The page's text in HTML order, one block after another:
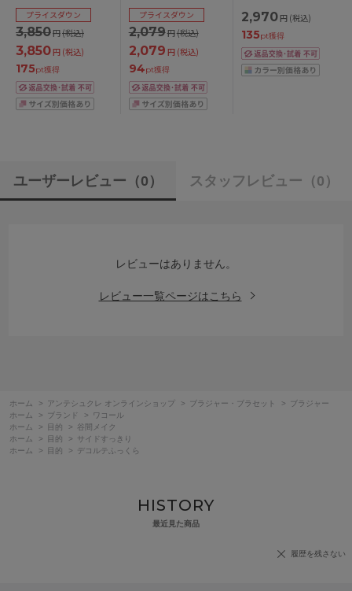
ジャー単品 BCDEFG
カップ アンダー
65/70/75/80cm
3,850円(税込)
プライスダウン
3,850円 (税込)
175pt獲得
ンダードショーツ
M/L/LL
2,079円(税込)
プライスダウン
2,079 円 (税込)
94pt獲得
M/L
2,970 円 (税込)
135pt獲得
ユーザーレビュー （0） スタッフレビュー （0）
レビューはありません。
レビュー一覧ページはこちら
ホーム > アンテシュクレ オンラインショップ > ブラジャー・ブラセット >
ブラジャー
ホーム
> ブランド >
ワコール
ホーム
> 目的 >
谷間メイク
ホーム
> 目的 >
サイドすっきり
ホーム
> 目的 > デコルテふっくら
HISTORY
最近見た商品
履歴を残さない